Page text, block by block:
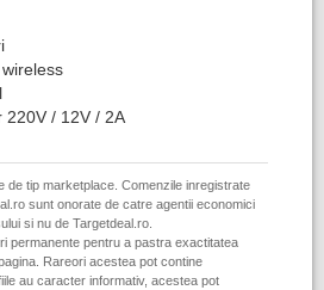
220V / 12V / 2A
de tip marketplace. Comenzile inregistrate
sunt onorate de catre agentii economici
si nu de Targetdeal.ro.
permanente pentru a pastra exactitatea
Rareori acestea pot contine
au caracter informativ, acestea pot